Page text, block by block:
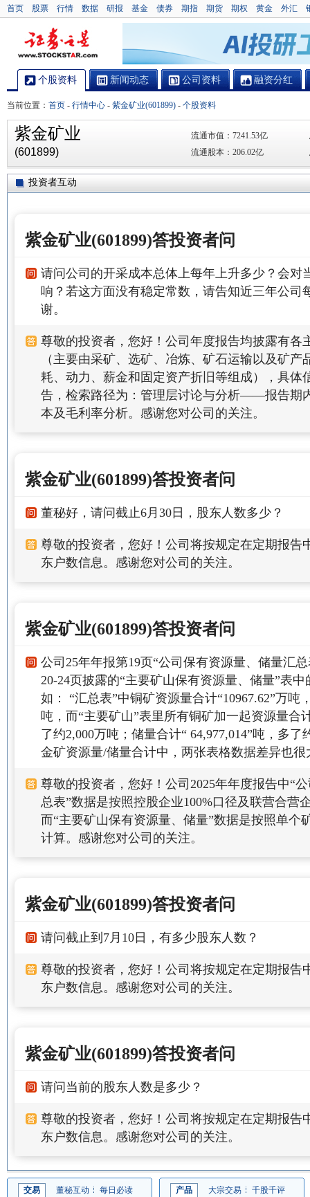
首页 股票 行情 数据 研报 基金 债券 期指 期货 期权 黄金 外汇
个股资料 新闻动态 公司资料 融资分红
当前位置： 首页 - 行情中心 - 紫金矿业(601899) - 个股资料
紫金矿业
(601899)
流通市值： 7241.53亿
流通股本： 206.02亿
投资者互动
紫金矿业(601899)答投资者问
请问公司的开采成本总体上每年上升多少？会对
响？若这方面没有稳定常数，请告知近三年公司
谢。
尊敬的投资者，您好！公司年度报告均披露有各
（主要由采矿、选矿、冶炼、矿石运输以及矿产
耗、动力、薪金和固定资产折旧等组成），具体
告，检索路径为：管理层讨论与分析——报告
本及毛利率分析。感谢您对公司的关注。
紫金矿业(601899)答投资者问
董秘好，请问截止6月30日，股东人数多少？
尊敬的投资者，您好！公司将按规定在定期报告
东户数信息。感谢您对公司的关注。
紫金矿业(601899)答投资者问
公司25年年报第19页“公司保有资源量、储量汇
20-24页披露的“主要矿山保有资源量、储量”表
如： “汇总表”中铜矿资源量合计“10967.62”万吨
吨，而“主要矿山”表里所有铜矿加一起资源量合
了约2,000万吨；储量合计“ 64,977,014”吨，多
金矿资源量/储量合计中，两张表格数据差异也
尊敬的投资者，您好！公司2025年年度报告中“
总表”数据是按照控股企业100%口径及联营合营
而“主要矿山保有资源量、储量”数据是按照单个
计算。感谢您对公司的关注。
紫金矿业(601899)答投资者问
请问截止到7月10日，有多少股东人数？
尊敬的投资者，您好！公司将按规定在定期报告
东户数信息。感谢您对公司的关注。
紫金矿业(601899)答投资者问
请问当前的股东人数是多少？
尊敬的投资者，您好！公司将按规定在定期报告
东户数信息。感谢您对公司的关注。
交易
董秘互动
每日必读
产品
大宗交易
千股千评